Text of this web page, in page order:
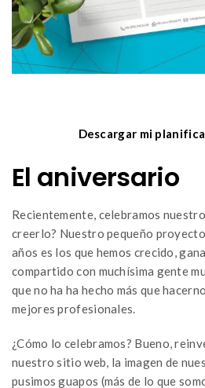
Descargar mi
El aniversario
Recientemente, celebramos
creerlo? Nuestro pequeño
años es los que hemos crecido,
compartido con muchísima gente
que no ha ha hecho más que
mejores profesionales.
¿Cómo lo celebramos? Bueno,
nuestro sitio web, la imagen de
pusimos guapos (más de lo que